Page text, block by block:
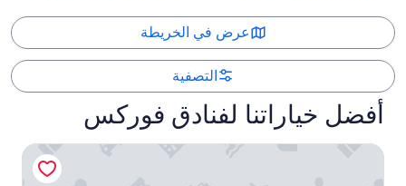
عرض في الخريطة
التصفية
أفضل خياراتنا لفنادق فوركس
باسيفيك إن موتل